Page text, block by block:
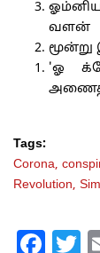
வளன்
'ஓ
Tags:
Corona,
Revolution,